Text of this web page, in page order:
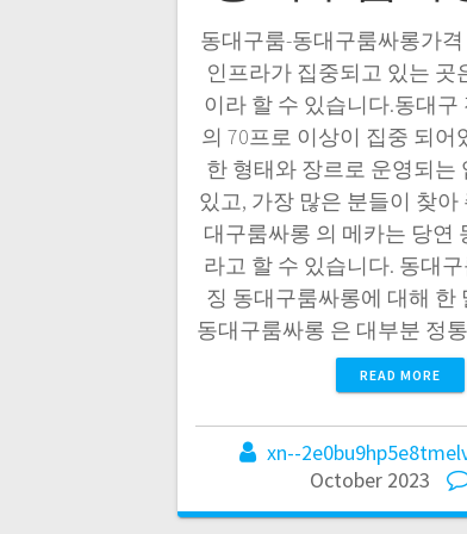
동대구룸-동대구룸싸롱가
인프라가 집중되고 있는 곳
이라 할 수 있습니다.동대구
의 70프로 이상이 집중 되어
한 형태와 장르로 운영되는
있고, 가장 많은 분들이 찾아
대구룸싸롱 의 메카는 당연
라고 할 수 있습니다. 동대
징 동대구룸싸롱에 대해 한
동대구룸싸롱 은 대부분 정
READ MORE
xn--
October 2023